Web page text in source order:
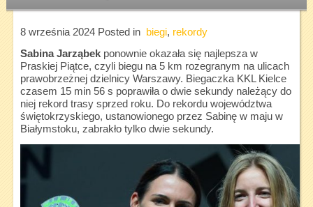
8 września 2024Posted in biegi, rekordy
Sabina Jarząbekponownie okazała się najlepsza w
Praskiej Piątce, czyli biegu na 5 km rozegranym na ulicach
prawobrzeżnej dzielnicy Warszawy. Biegaczka KKL Kielce
czasem 15 min 56 s poprawiła o dwie sekundy należący do
niej rekord trasy sprzed roku. Do rekordu województwa
świętokrzyskiego, ustanowionego przez Sabinę w maju w
Białymstoku, zabrakło tylko dwie sekundy.